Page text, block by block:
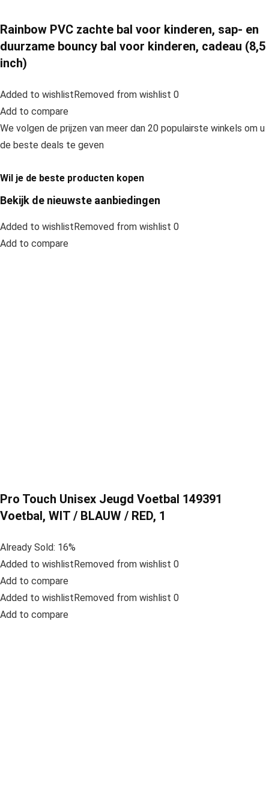
Rainbow PVC zachte bal voor kinderen, sap- en
duurzame bouncy bal voor kinderen, cadeau (8,5
inch)
Added to wishlistRemoved from wishlist 0
Add to compare
We volgen de prijzen van meer dan 20 populairste winkels om u
de beste deals te geven
Wil je de beste producten kopen
Bekijk de nieuwste aanbiedingen
Added to wishlistRemoved from wishlist 0
Add to compare
Pro Touch Unisex Jeugd Voetbal 149391
Voetbal, WIT / BLAUW / RED, 1
Already Sold: 16%
Added to wishlistRemoved from wishlist 0
Add to compare
Added to wishlistRemoved from wishlist 0
Add to compare